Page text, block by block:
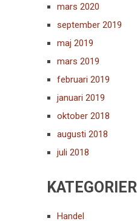
mars 2020
september 2019
maj 2019
mars 2019
februari 2019
januari 2019
oktober 2018
augusti 2018
juli 2018
KATEGORIER
Handel